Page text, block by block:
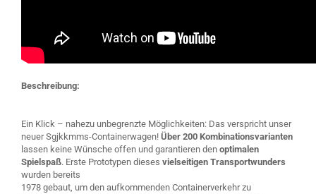
Beschreibung:
Ein Klick – nahezu unbegrenzte Möglichkeiten: Das verspricht unser
neuer Sgjkkmms-Containerwagen! Über 200 Kombinationsvarianten
lassen keine Wünsche offen und garantieren den optimalen
Spielspaß. Erste Prototypen dieses vielseitigen Transportwunders
wurden bereits
1978 gebaut, um den aufkommenden Containerverkehr zu